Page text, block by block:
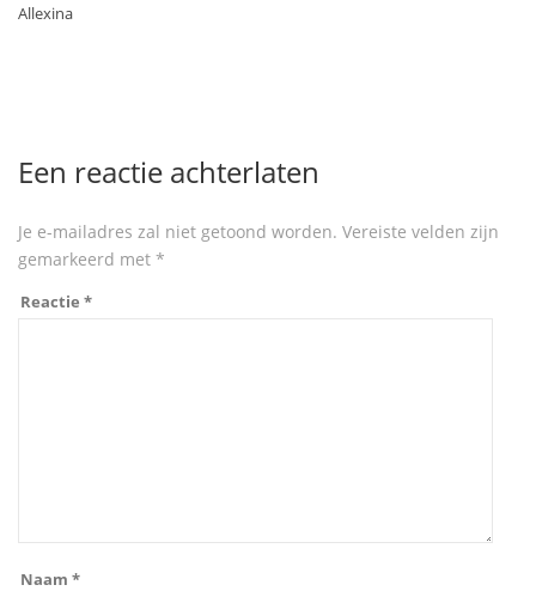
Allexina
Een reactie achterlaten
Je e-mailadres zal niet getoond worden. Vereiste velden zijn
gemarkeerd met *
Reactie *
Naam *